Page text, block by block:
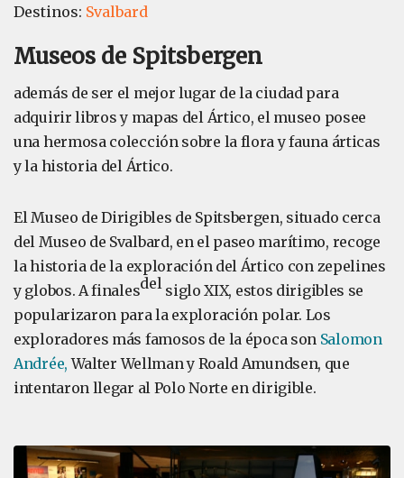
Destinos: Svalbard
Museos de Spitsbergen
además de ser el mejor lugar de la ciudad para
adquirir libros y mapas del Ártico, el museo posee
una hermosa colección sobre la flora y fauna árticas
y la historia del Ártico.
El Museo de Dirigibles de Spitsbergen, situado cerca
del Museo de Svalbard, en el paseo marítimo, recoge
la historia de la exploración del Ártico con zepelines
y globos. A finalesdelsiglo XIX, estos dirigibles se
popularizaron para la exploración polar. Los
exploradores más famosos de la época son Salomon
Andrée, Walter Wellman y Roald Amundsen, que
intentaron llegar al Polo Norte en dirigible.